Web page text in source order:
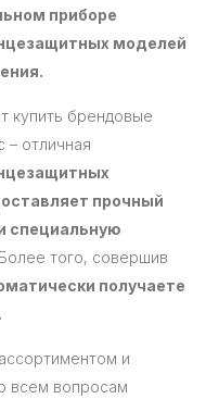
приборе
моделей
купить брендовые
– отличная
прочный
специальную
Более того, совершив
получаете
и
всем вопросам